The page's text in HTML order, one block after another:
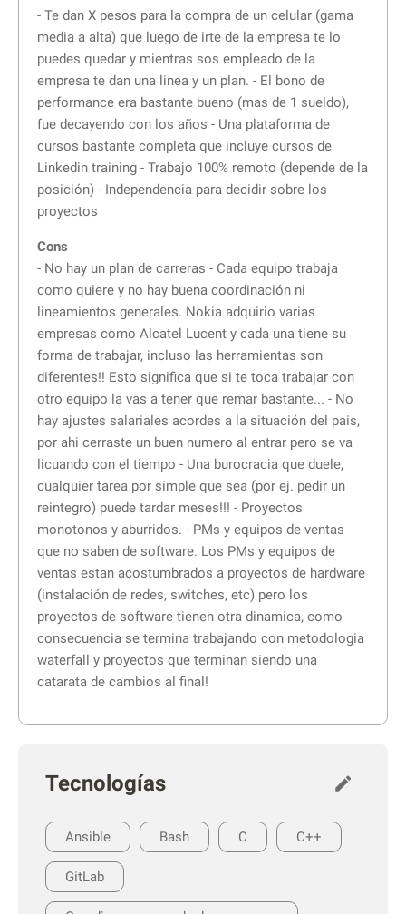
- Te dan X pesos para la compra de un celular (gama
media a alta) que luego de irte de la empresa te lo
puedes quedar y mientras sos empleado de la
empresa te dan una linea y un plan. - El bono de
performance era bastante bueno (mas de 1 sueldo),
fue decayendo con los años - Una plataforma de
cursos bastante completa que incluye cursos de
Linkedin training - Trabajo 100% remoto (depende de la
posición) - Independencia para decidir sobre los
proyectos
Cons
- No hay un plan de carreras - Cada equipo trabaja
como quiere y no hay buena coordinación ni
lineamientos generales. Nokia adquirio varias
empresas como Alcatel Lucent y cada una tiene su
forma de trabajar, incluso las herramientas son
diferentes!! Esto significa que si te toca trabajar con
otro equipo la vas a tener que remar bastante... - No
hay ajustes salariales acordes a la situación del pais,
por ahi cerraste un buen numero al entrar pero se va
licuando con el tiempo - Una burocracia que duele,
cualquier tarea por simple que sea (por ej. pedir un
reintegro) puede tardar meses!!! - Proyectos
monotonos y aburridos. - PMs y equipos de ventas
que no saben de software. Los PMs y equipos de
ventas estan acostumbrados a proyectos de hardware
(instalación de redes, switches, etc) pero los
proyectos de software tienen otra dinamica, como
consecuencia se termina trabajando con metodologia
waterfall y proyectos que terminan siendo una
catarata de cambios al final!
Tecnologías
Ansible Bash C C++
GitLab